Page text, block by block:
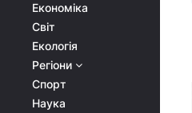
Економіка
Світ
Екологія
Регіони
Спорт
Наука